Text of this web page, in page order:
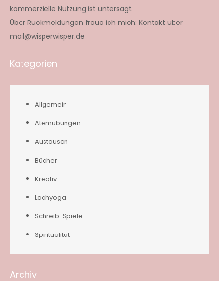
kommerzielle Nutzung ist untersagt.
Über Rückmeldungen freue ich mich: Kontakt über
mail@wisperwisper.de
Kategorien
Allgemein
Atemübungen
Austausch
Bücher
Kreativ
Lachyoga
Schreib-Spiele
Spiritualität
Archiv